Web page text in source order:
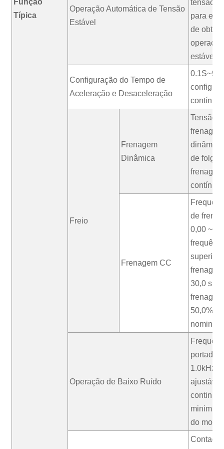
Função
Típica
Operação Automática de Tensão
Estável
tensão
para
de obter
estável
Configuração do Tempo de
Aceleração e Desaceleração
contínua
Freio
Frenagem
Dinâmica
Tensão
frenagem
de folga
contínua
Frenagem CC
de
0,00 ~
superior
30,0 s;
50,0%
nominal
Operação de Baixo Ruído
portadora
ajustável
do motor
Contador